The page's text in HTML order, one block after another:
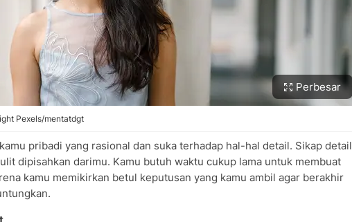
Perbesar
Pexels/mentatdgt
pribadi yang rasional dan suka terhadap hal-hal detail. Sikap detail
dipisahkan darimu. Kamu butuh waktu cukup lama untuk membuat
kamu memikirkan betul keputusan yang kamu ambil agar berakhir